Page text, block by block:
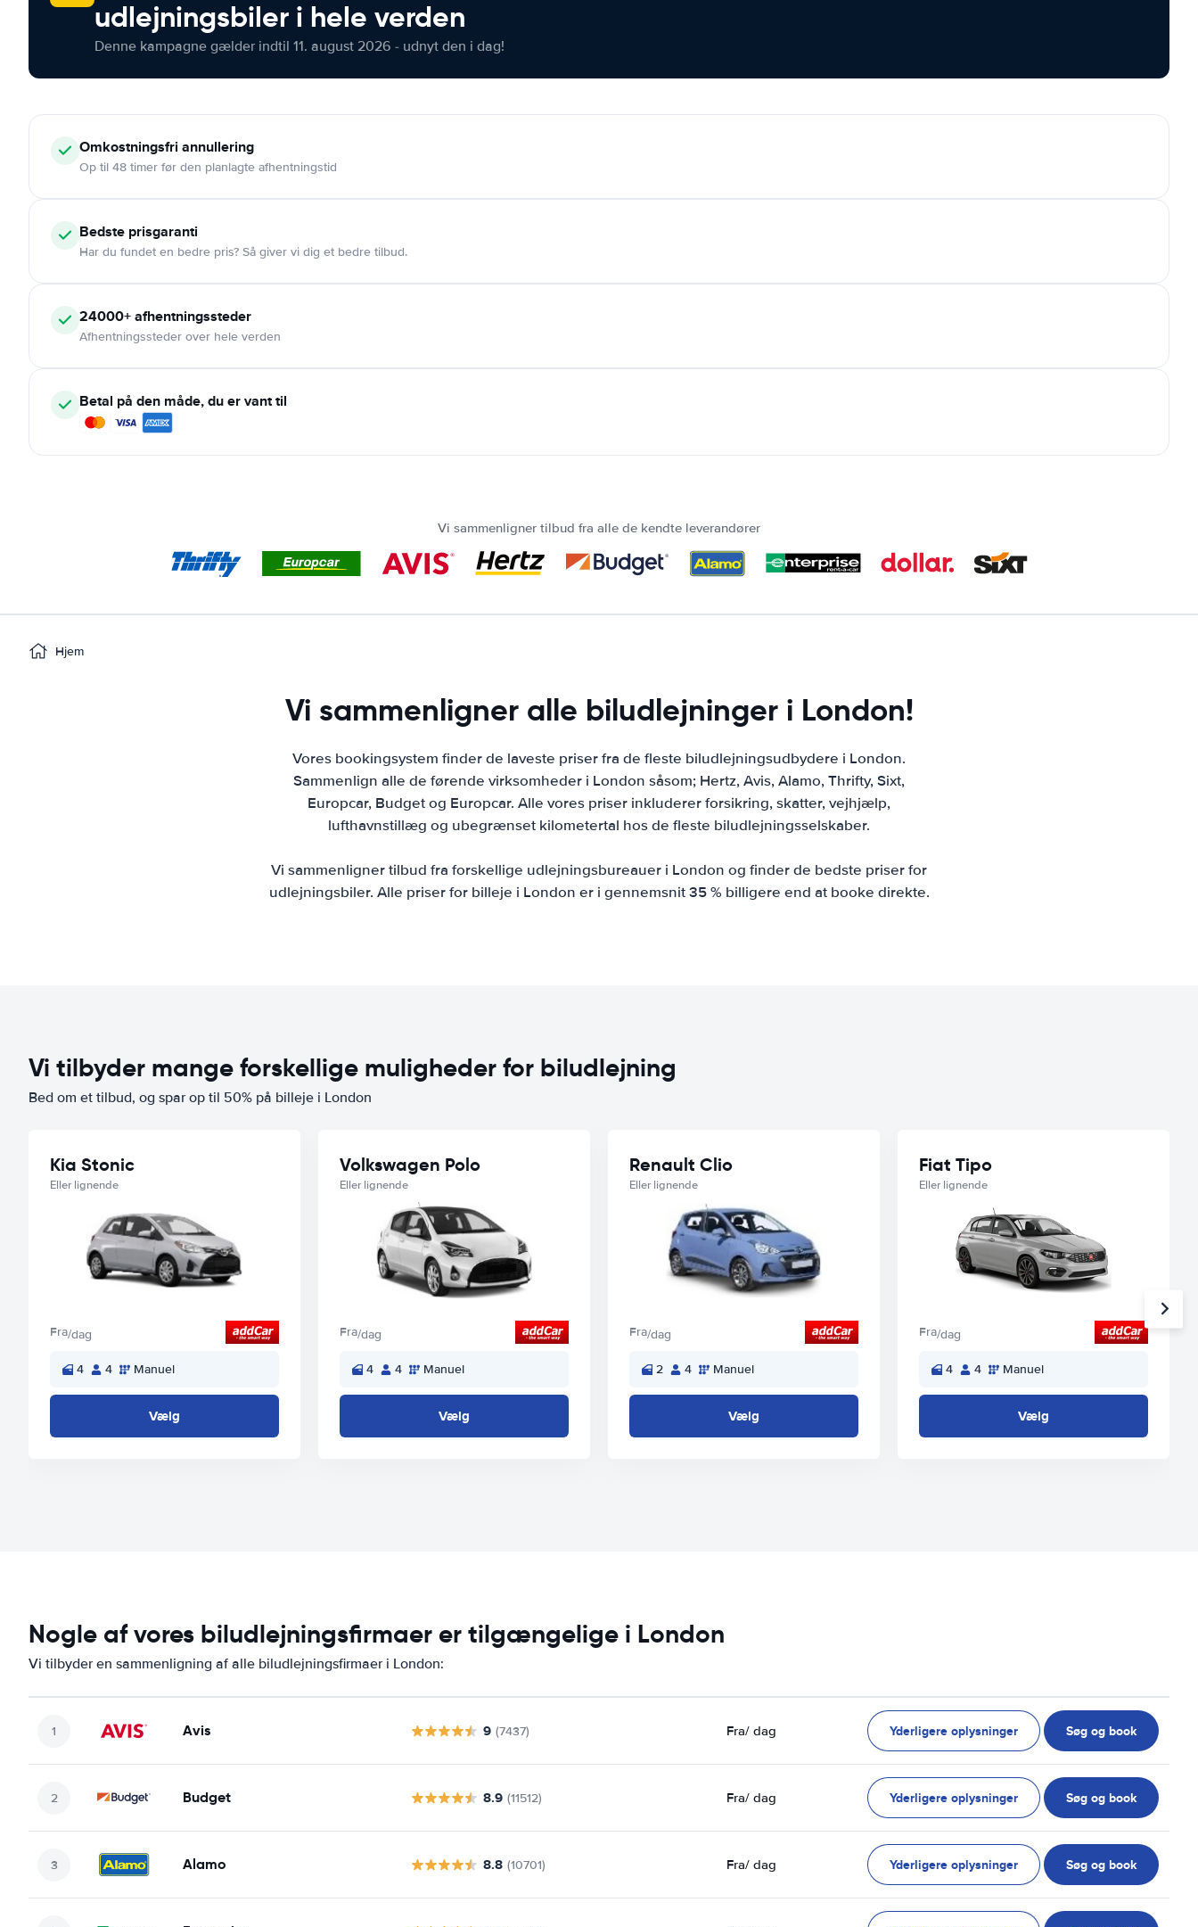
udlejningsbiler i hele verden
Denne kampagne gælder indtil 11. august 2026 - udnyt den i dag!
Omkostningsfri annullering
Op til 48 timer før den planlagte afhentningstid
Bedste prisgaranti
Har du fundet en bedre pris? Så giver vi dig et bedre tilbud.
24000+afhentningssteder
Afhentningssteder over hele verden
Betal på den måde, du er vant til
Vi sammenligner tilbud fra alle de kendte leverandører
Hjem
Vi sammenligner alle biludlejninger i London!
Vores bookingsystem finder de laveste priser fra de fleste biludlejningsudbydere i London.
Sammenlign alle de førende virksomheder i London såsom; Hertz, Avis, Alamo, Thrifty, Sixt,
Europcar, Budget og Europcar. Alle vores priser inkluderer forsikring, skatter, vejhjælp,
lufthavnstillæg og ubegrænset kilometertal hos de fleste biludlejningsselskaber.
Vi sammenligner tilbud fra forskellige udlejningsbureauer i London og finder de bedste priser for
udlejningsbiler. Alle priser for billeje i London er i gennemsnit 35 % billigere end at booke direkte.
Vi tilbyder mange forskellige muligheder for biludlejning
Bed om et tilbud, og spar op til 50% på billeje i London
Kia Stonic
Eller lignende
Fra/dag
4 4 Manuel
Vælg
Volkswagen Polo
Eller lignende
Fra/dag
4 4 Manuel
Vælg
Renault Clio
Eller lignende
Fra/dag
2 4 Manuel
Vælg
Fiat Tipo
Eller lignende
Fra/dag
4 4 Manuel
Vælg
Nogle af vores biludlejningsfirmaer er tilgængelige i London
Vi tilbyder en sammenligning af alle biludlejningsfirmaer i London:
Avis 9 (7437) Fra/ dag Yderligere oplysninger Søg og book
Budget 8.9 (11512) Fra/ dag Yderligere oplysninger Søg og book
Alamo 8.8 (10701) Fra/ dag Yderligere oplysninger Søg og book